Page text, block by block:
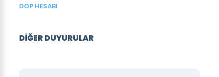
DOP HESABI
DİĞER DUYURULAR